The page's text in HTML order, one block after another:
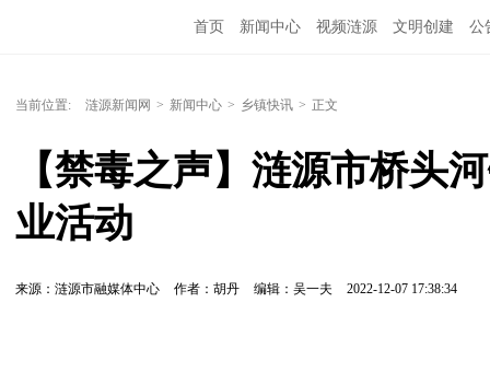
首页 新闻中心 视频涟源 文明创建 公
当前位置: 涟源新闻网 > 新闻中心 > 乡镇快讯 > 正文
【禁毒之声】涟源市桥头
业活动
来源：涟源市融媒体中心 作者：胡丹 编辑：吴一夫 2022-12-07 17:38:34